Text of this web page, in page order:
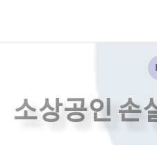
소상공인 손